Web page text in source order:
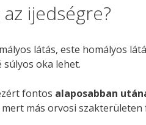
ijedségre?
látás, este homályos
oka lehet.
fontos alaposabban
más orvosi szakterületen